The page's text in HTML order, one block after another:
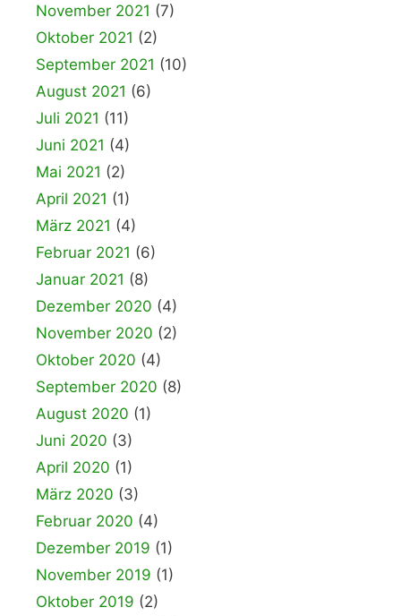
November 2021 (7)
Oktober 2021 (2)
September 2021 (10)
August 2021 (6)
Juli 2021 (11)
Juni 2021 (4)
Mai 2021 (2)
April 2021 (1)
März 2021 (4)
Februar 2021 (6)
Januar 2021 (8)
Dezember 2020 (4)
November 2020 (2)
Oktober 2020 (4)
September 2020 (8)
August 2020 (1)
Juni 2020 (3)
April 2020 (1)
März 2020 (3)
Februar 2020 (4)
Dezember 2019 (1)
November 2019 (1)
Oktober 2019 (2)